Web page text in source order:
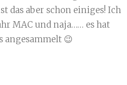
das aber schon einiges! Ich
MAC und naja…… es hat
angesammelt 😉